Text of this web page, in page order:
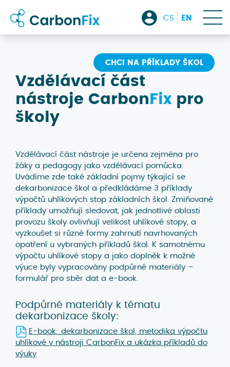
kontakt
přihlásit
/
CS EN
CHCI NA PŘÍKLADY ŠKOL
Vzdělávací část
nástroje CarbonFixpro
školy
Vzdělávací část nástroje je určena zejména pro
žáky a pedagogy jako vzdělávací pomůcka.
Uvádíme zde také základní pojmy týkající se
dekarbonizace škol a předkládáme 3 příklady
výpočtů uhlíkových stop základních škol. Zmiňované
příklady umožňují sledovat, jak jednotlivé oblasti
provozu školy ovlivňují velikost uhlíkové stopy, a
vyzkoušet si různé formy zahrnutí navrhovaných
opatření u vybraných příkladů škol. K samotnému
výpočtu uhlíkové stopy a jako doplněk k možné
výuce byly vypracovány podpůrné materiály –
formulář pro sběr dat a e-book.
Podpůrné materiály k tématu
dekarbonizace školy:
E-book: dekarbonizace škol, metodika výpočtu
uhlíkové v nástroji CarbonFix a ukázka příkladů do
výuky